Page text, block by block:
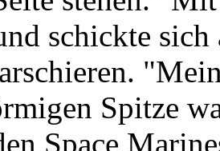
schickte
Spitze
Space